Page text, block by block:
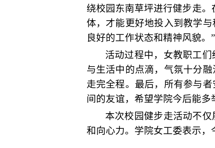
绕校园东南草坪进行健步走。
体，才能更好地投入到教学与
良好的工作状态和精神风貌。”
活动过程中， 女教职工们
与生活中的点滴，气氛十分
走完全程。 最后，所有参与者
间的友谊，希望学院今后能多
本次校园健步走活动不
和向心力。学院女工委表示，